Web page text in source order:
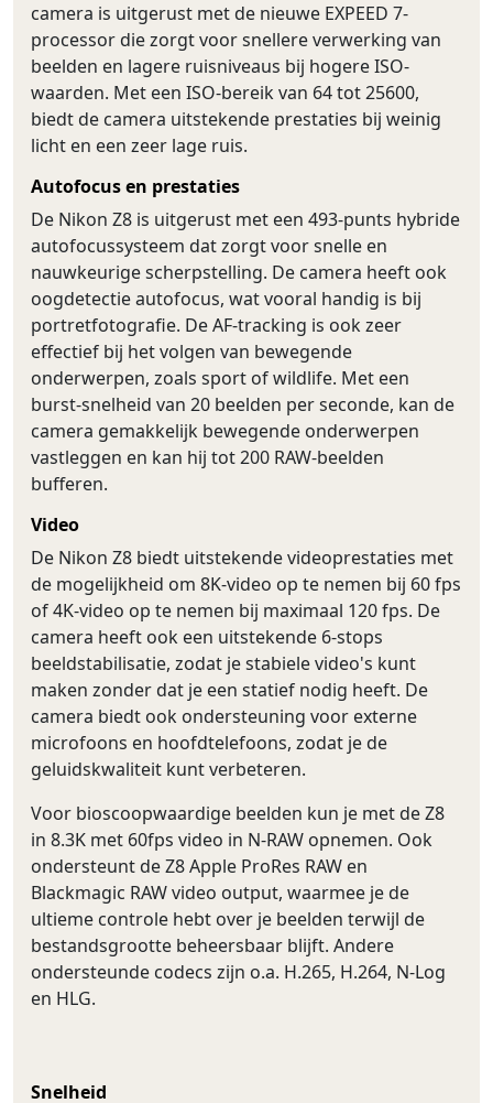
camera is uitgerust met de nieuwe EXPEED 7-
processor die zorgt voor snellere verwerking van
beelden en lagere ruisniveaus bij hogere ISO-
waarden. Met een ISO-bereik van 64 tot 25600,
biedt de camera uitstekende prestaties bij weinig
licht en een zeer lage ruis.
Autofocus en prestaties
De Nikon Z8 is uitgerust met een 493-punts hybride
autofocussysteem dat zorgt voor snelle en
nauwkeurige scherpstelling. De camera heeft ook
oogdetectie autofocus, wat vooral handig is bij
portretfotografie. De AF-tracking is ook zeer
effectief bij het volgen van bewegende
onderwerpen, zoals sport of wildlife. Met een
burst-snelheid van 20 beelden per seconde, kan de
camera gemakkelijk bewegende onderwerpen
vastleggen en kan hij tot 200 RAW-beelden
bufferen.
Video
De Nikon Z8 biedt uitstekende videoprestaties met
de mogelijkheid om 8K-video op te nemen bij 60 fps
of 4K-video op te nemen bij maximaal 120 fps. De
camera heeft ook een uitstekende 6-stops
beeldstabilisatie, zodat je stabiele video's kunt
maken zonder dat je een statief nodig heeft. De
camera biedt ook ondersteuning voor externe
microfoons en hoofdtelefoons, zodat je de
geluidskwaliteit kunt verbeteren.
Voor bioscoopwaardige beelden kun je met de Z8
in 8.3K met 60fps video in N-RAW opnemen. Ook
ondersteunt de Z8 Apple ProRes RAW en
Blackmagic RAW video output, waarmee je de
ultieme controle hebt over je beelden terwijl de
bestandsgrootte beheersbaar blijft. Andere
ondersteunde codecs zijn o.a. H.265, H.264, N-Log
en HLG.
Snelheid